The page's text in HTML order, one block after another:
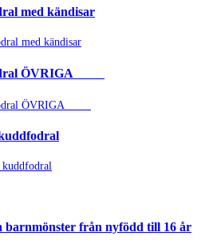
med kändisar
ÖVRIGA ⠀⠀⠀
barnmönster från nyfödd till 16 år